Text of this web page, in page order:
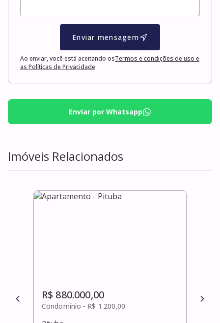
Enviar mensagem
Ao enviar, você está aceitando osTermos e condições de uso e
as Políticas de Privacidade
Enviar por Whatsapp
Imóveis Relacionados
R$ 880.000,00
Condomínio - R$ 1.200,00
R$